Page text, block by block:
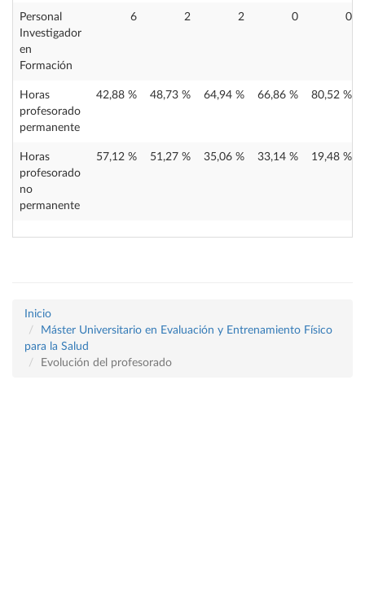
Personal
Investigador
en
Formación
6 2 2 0 0
Horas
profesorado
permanente
42,88 % 48,73 % 64,94 % 66,86 % 80,52 %
Horas
profesorado
no
permanente
57,12 % 51,27 % 35,06 % 33,14 % 19,48 %
Inicio
Máster Universitario en Evaluación y Entrenamiento Físico
para la Salud
Evolución del profesorado